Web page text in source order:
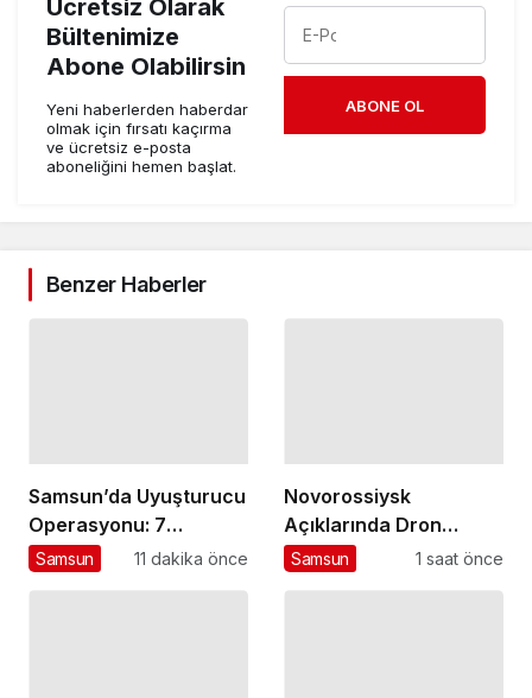
Ücretsiz Olarak
Bültenimize
Abone Olabilirsin
Yeni haberlerden haberdar
olmak için fırsatı kaçırma
ve ücretsiz e-posta
aboneliğini hemen başlat.
ABONE OL
Benzer Haberler
Samsun’da Uyuşturucu
Operasyonu: 7
Tutuklama
Samsun 11 dakika önce
Novorossiysk
Açıklarında Dron
Saldırısına Uğrayan
Samsun 1 saat önce